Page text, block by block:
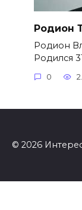
Родион
Родион
Родился
0
© 2026